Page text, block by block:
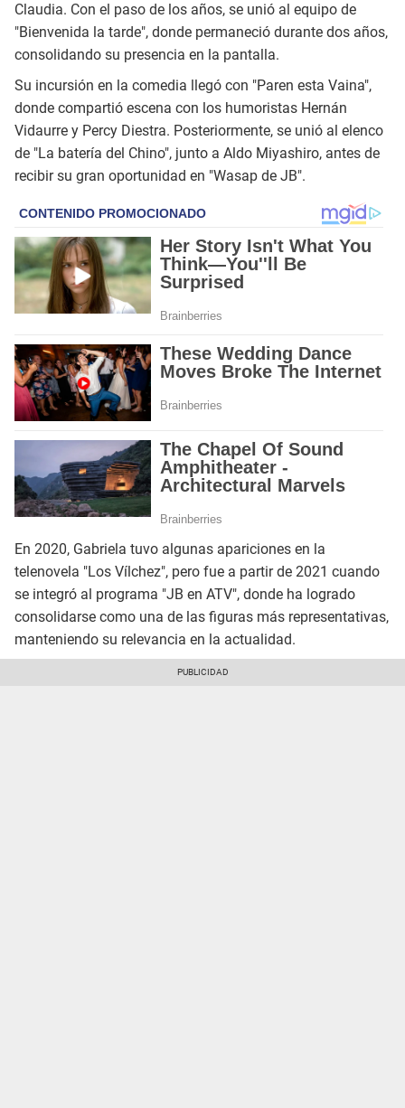
Claudia. Con el paso de los años, se unió al equipo de
"Bienvenida la tarde", donde permaneció durante dos años,
consolidando su presencia en la pantalla.
Su incursión en la comedia llegó con "Paren esta Vaina",
donde compartió escena con los humoristas Hernán
Vidaurre y Percy Diestra. Posteriormente, se unió al elenco
de "La batería del Chino", junto a Aldo Miyashiro, antes de
recibir su gran oportunidad en "Wasap de JB".
En 2020, Gabriela tuvo algunas apariciones en la
telenovela "Los Vílchez", pero fue a partir de 2021 cuando
se integró al programa "JB en ATV", donde ha logrado
consolidarse como una de las figuras más representativas,
manteniendo su relevancia en la actualidad.